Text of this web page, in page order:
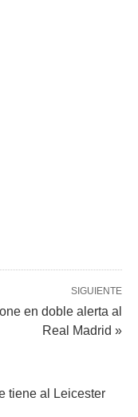
SIGUIENTE
en doble alerta al
Real Madrid »
tiene al Leicester